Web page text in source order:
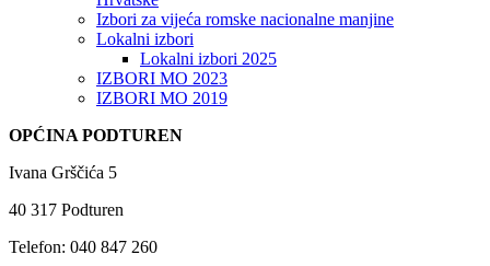
Izbori za vijeća romske nacionalne manjine
Lokalni izbori
Lokalni izbori 2025
IZBORI MO 2023
IZBORI MO 2019
OPĆINA PODTUREN
Ivana Grščića 5
40 317 Podturen
Telefon: 040 847 260